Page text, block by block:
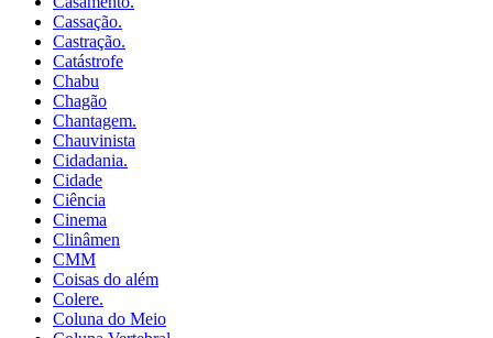
Cassação.
Castração.
Catástrofe
Chabu
Chagão
Chantagem.
Chauvinista
Cidadania.
Cidade
Ciência
Cinema
Clinâmen
CMM
Coisas do além
Colere.
Coluna do Meio